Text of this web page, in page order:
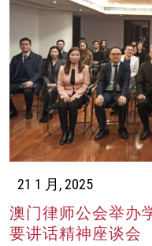
21 1 月, 2025
澳门律师公会举办
要讲话精神座谈会